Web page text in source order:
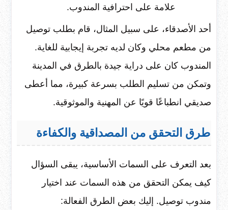
علامة على احترافية المندوب.
أحد الأصدقاء، على سبيل المثال، قام بطلب توصيل
من مطعم محلي وكان لديه تجربة إيجابية للغاية.
المندوب كان على دراية جيدة بالطرق في المدينة
وتمكن من تسليم الطلب بسرعة كبيرة، مما أعطى
صديقي انطباعًا قويًا عن المهنية والموثوقية.
طرق التحقق من المصداقية والكفاءة
بعد التعرف على السمات الأساسية، يبقى السؤال
كيف يمكن التحقق من هذه السمات عند اختيار
مندوب توصيل. إليك بعض الطرق الفعالة: